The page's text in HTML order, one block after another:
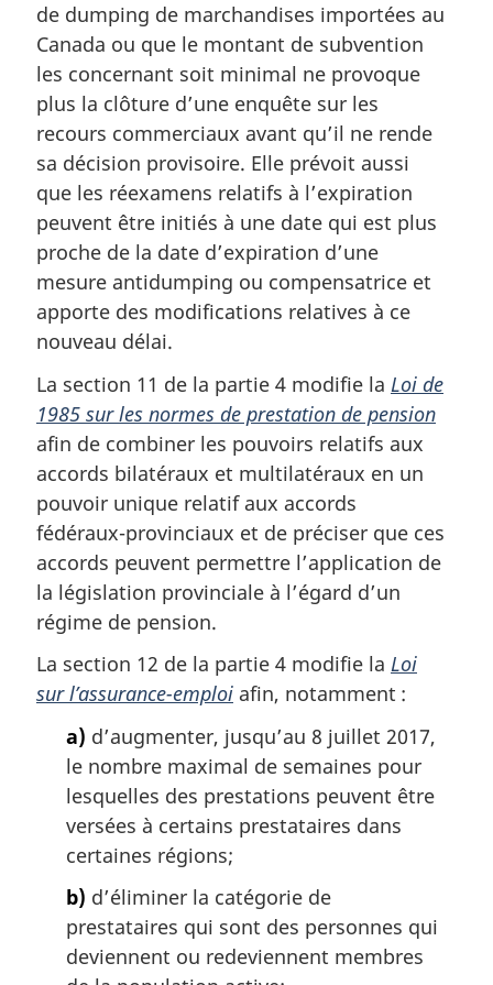
de dumping de marchandises importées au
Canada ou que le montant de subvention
les concernant soit minimal ne provoque
plus la clôture d’une enquête sur les
recours commerciaux avant qu’il ne rende
sa décision provisoire. Elle prévoit aussi
que les réexamens relatifs à l’expiration
peuvent être initiés à une date qui est plus
proche de la date d’expiration d’une
mesure antidumping ou compensatrice et
apporte des modifications relatives à ce
nouveau délai.
La section 11 de la partie 4 modifie la Loi de
1985 sur les normes de prestation de pension
afin de combiner les pouvoirs relatifs aux
accords bilatéraux et multilatéraux en un
pouvoir unique relatif aux accords
fédéraux-provinciaux et de préciser que ces
accords peuvent permettre l’application de
la législation provinciale à l’égard d’un
régime de pension.
La section 12 de la partie 4 modifie la Loi
sur l’assurance-emploi afin, notamment :
a) d’augmenter, jusqu’au 8 juillet 2017,
le nombre maximal de semaines pour
lesquelles des prestations peuvent être
versées à certains prestataires dans
certaines régions;
b) d’éliminer la catégorie de
prestataires qui sont des personnes qui
deviennent ou redeviennent membres